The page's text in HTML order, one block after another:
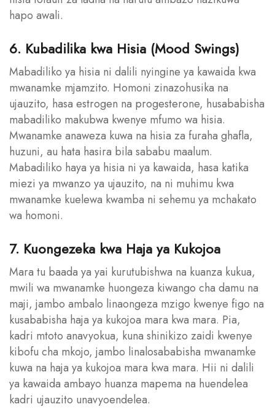
hapo awali.
6. Kubadilika kwa Hisia (Mood Swings)
Mabadiliko ya hisia ni dalili nyingine ya kawaida kwa
mwanamke mjamzito. Homoni zinazohusika na
ujauzito, hasa estrogen na progesterone, husababisha
mabadiliko makubwa kwenye mfumo wa hisia.
Mwanamke anaweza kuwa na hisia za furaha ghafla,
huzuni, au hata hasira bila sababu maalum.
Mabadiliko haya ya hisia ni ya kawaida, hasa katika
miezi ya mwanzo ya ujauzito, na ni muhimu kwa
mwanamke kuelewa kwamba ni sehemu ya mchakato
wa homoni.
7. Kuongezeka kwa Haja ya Kukojoa
Mara tu baada ya yai kurutubishwa na kuanza kukua,
mwili wa mwanamke huongeza kiwango cha damu na
maji, jambo ambalo linaongeza mzigo kwenye figo na
kusababisha haja ya kukojoa mara kwa mara. Pia,
kadri mtoto anavyokua, kuna shinikizo zaidi kwenye
kibofu cha mkojo, jambo linalosababisha mwanamke
kuwa na haja ya kukojoa mara kwa mara. Hii ni dalili
ya kawaida ambayo huanza mapema na huendelea
kadri ujauzito unavyoendelea.